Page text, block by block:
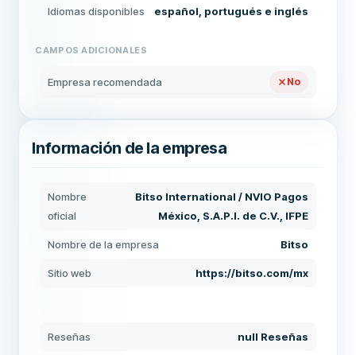
Idiomas disponibles español, portugués e inglés
CAMPOS ADICIONALES
Empresa recomendada No
Información de la empresa
Nombre
oficial
Bitso International / NVIO Pagos
México, S.A.P.I. de C.V., IFPE
Nombre de la empresa Bitso
Sitio web https://bitso.com/mx
Reseñas null Reseñas